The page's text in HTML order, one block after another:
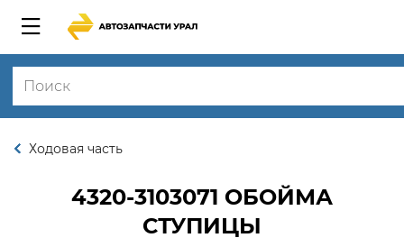
Ходовая часть
4320-3103071 ОБОЙМА
СТУПИЦЫ